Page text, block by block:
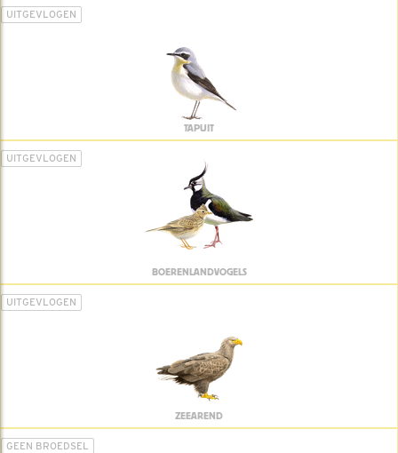
UITGEVLOGEN
TAPUIT
UITGEVLOGEN
BOERENLANDVOGELS
UITGEVLOGEN
ZEEAREND
GEEN BROEDSEL